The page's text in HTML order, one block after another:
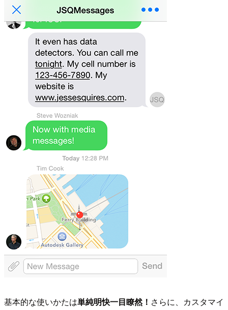
基本的な使いかたは単純明快一目瞭然！ さらに、カスタマイ